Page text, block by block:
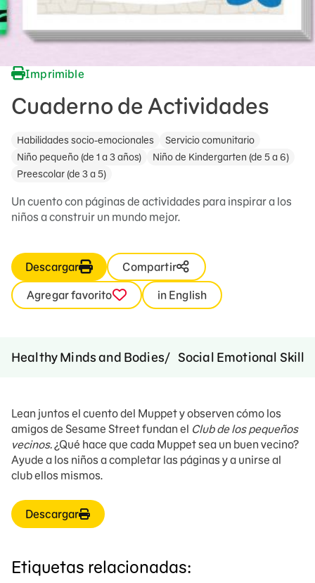
Imprimible
Cuaderno de Actividades
Habilidades socio-emocionales
Servicio comunitario
Niño pequeño (de 1 a 3 años)
Niño de Kindergarten (de 5 a 6)
Preescolar (de 3 a 5)
Un cuento con páginas de actividades para inspirar a los
niños a construir un mundo mejor.
Descargar
Compartir
Agregar favorito
in English
Healthy Minds and Bodies Social Emotional Skills
Lean juntos el cuento del Muppet y observen cómo los
amigos de Sesame Street fundan el Club de los pequeños
vecinos.¿Qué hace que cada Muppet sea un buen vecino?
Ayude a los niños a completar las páginas y a unirse al
club ellos mismos.
Descargar
Etiquetas relacionadas: